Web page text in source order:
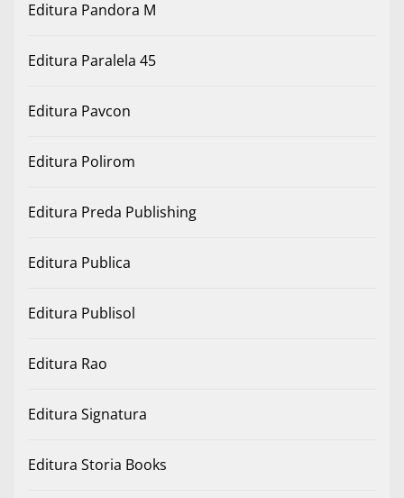
Editura Pandora M
Editura Paralela 45
Editura Pavcon
Editura Polirom
Editura Preda Publishing
Editura Publica
Editura Publisol
Editura Rao
Editura Signatura
Editura Storia Books